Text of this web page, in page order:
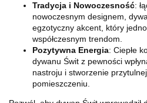
Tradycja i Nowoczesność:
nowoczesnym designem,
egzotyczny akcent, który
współczesnym trendom.
Pozytywna Energia: Ciepłe
dywanu Świt z pewności
nastroju i stworzenie
pomieszczeniu.